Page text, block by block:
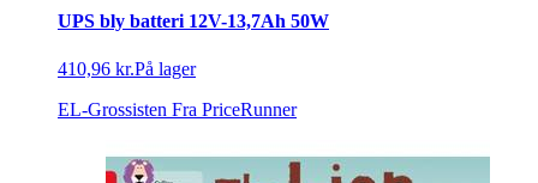
UPS bly batteri 12V-13,7Ah 50W
410,96 kr.På lager
EL-Grossisten Fra PriceRunner